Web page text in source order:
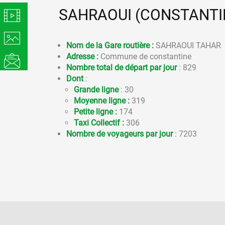
SAHRAOUI
Nom de la Gare routière : SAHRAOUI TAHAR
Adresse : Commune de constantine
Nombre total de départ par jour: 829
Dont :
Grande ligne: 30
Moyenne ligne : 319
Petite ligne : 174
Taxi Collectif : 306
Nombre de voyageurs par jour : 7203